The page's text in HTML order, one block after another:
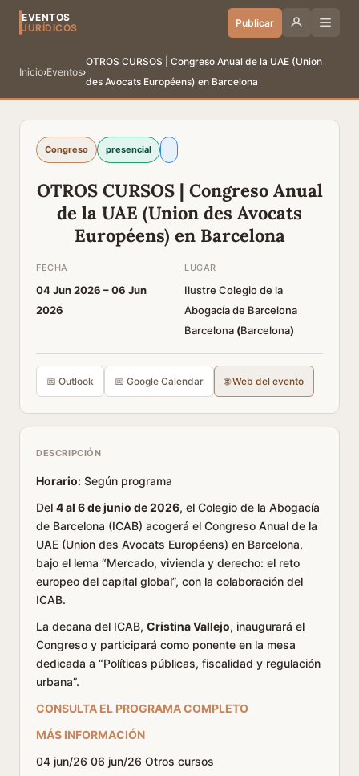
EVENTOS
JURÍDICOS
Publicar
Inicio›Eventos›
OTROS CURSOS | Congreso Anual de la UAE (Union
des Avocats Européens) en Barcelona
Congreso presencial
OTROS CURSOS | Congreso Anual
de la UAE (Union des Avocats
Européens) en Barcelona
FECHA
04 Jun 2026 –06 Jun
2026
LUGAR
Ilustre Colegio de la
Abogacía de Barcelona
Barcelona (Barcelona)
📅 Outlook 📅 Google Calendar 🌐 Web del evento
DESCRIPCIÓN
Horario: Según programa
Del 4 al 6 de junio de 2026, el Colegio de la Abogacía
de Barcelona (ICAB) acogerá el Congreso Anual de la
UAE (Union des Avocats Européens) en Barcelona,
bajo el lema “Mercado, vivienda y derecho: el reto
europeo del capital global”, con la colaboración del
ICAB.
La decana del ICAB, Cristina Vallejo, inaugurará el
Congreso y participará como ponente en la mesa
dedicada a “Políticas públicas, fiscalidad y regulación
urbana”.
CONSULTA EL PROGRAMA COMPLETO
MÁS INFORMACIÓN
04 jun/26 06 jun/26 Otros cursos